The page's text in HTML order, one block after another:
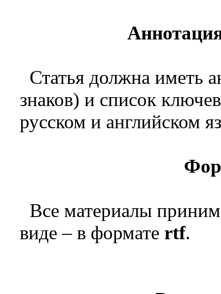
Статья должна иметь
знаков) и список
русском и английском
Все материалы
виде – в формате rtf.